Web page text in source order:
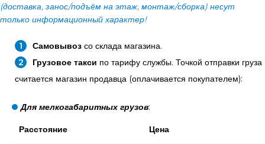
(доставка, занос/подъём на этаж, монтаж/сборка) несут
только информационный характер!
Самовывоз со склада магазина.
Грузовое такси по тарифу службы. Точкой отправки груза
считается магазин продавца (оплачивается покупателем):
Для мелкогабаритных грузов:
Расстояние Цена